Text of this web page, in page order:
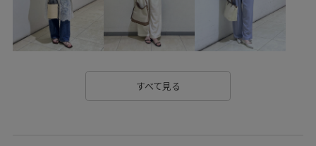
シンプルなニット ジャケット スッキリ
ストレスフリー デイリーで活躍 トレンド ドット柄
すべて見る